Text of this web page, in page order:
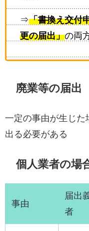
⇒「書換え交付
更の届出」の両
廃業等の届出
一定の事由が生じた
出る必要がある
個人業者の場
事由
届出
者